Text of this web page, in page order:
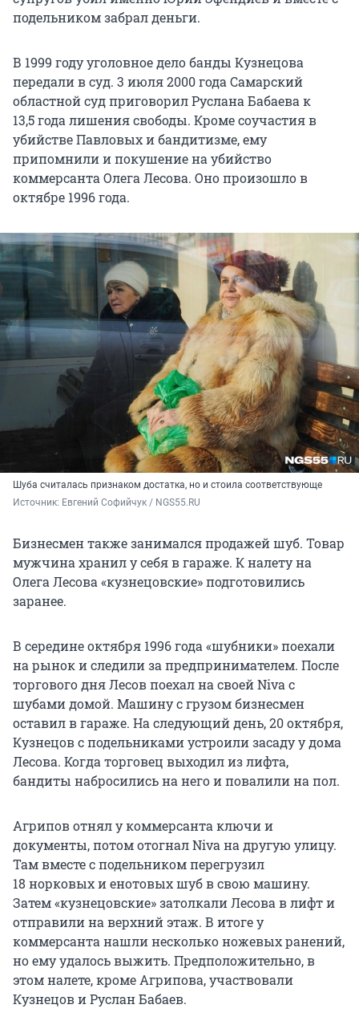
подельником забрал деньги.
В 1999 году уголовное дело банды Кузнецова
передали в суд. 3 июля 2000 года Самарский
областной суд приговорил Руслана Бабаева к
13,5 года лишения свободы. Кроме соучастия в
убийстве Павловых и бандитизме, ему
припомнили и покушение на убийство
коммерсанта Олега Лесова. Оно произошло в
октябре 1996 года.
Шуба считалась признаком достатка, но и стоила соответствующе
Источник: Евгений Софийчук / NGS55.RU
Бизнесмен также занимался продажей шуб. Товар
мужчина хранил у себя в гараже. К налету на
Олега Лесова «кузнецовские» подготовились
заранее.
В середине октября 1996 года «шубники» поехали
на рынок и следили за предпринимателем. После
торгового дня Лесов поехал на своей Niva с
шубами домой. Машину с грузом бизнесмен
оставил в гараже. На следующий день, 20 октября,
Кузнецов с подельниками устроили засаду у дома
Лесова. Когда торговец выходил из лифта,
бандиты набросились на него и повалили на пол.
Агрипов отнял у коммерсанта ключи и
документы, потом отогнал Niva на другую улицу.
Там вместе с подельником перегрузил
18 норковыхи енотовых шуб в свою машину.
Затем «кузнецовские» затолкали Лесова в лифт и
отправили на верхний этаж. В итоге у
коммерсанта нашли несколько ножевых ранений,
но ему удалось выжить. Предположительно, в
этом налете, кроме Агрипова, участвовали
Кузнецов и Руслан Бабаев.